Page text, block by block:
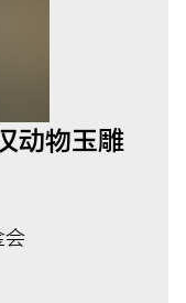
动物玉雕
会